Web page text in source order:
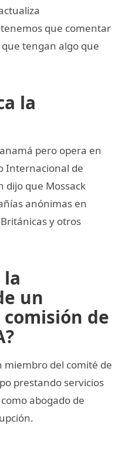
que comentar
tengan algo que
la
pero opera en
Internacional de
dijo que Mossack
anónimas en
y otros
la
un
de
miembro del comité de
prestando servicios
abogado de